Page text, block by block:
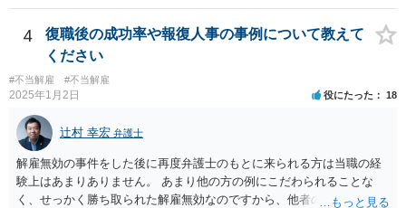
懸念するのであれば、ご相談者さんが経営者に対してその旨を伝え、
考えを改められるよう進言なさってはいかがでしょうか。
勝ち負けは、法律構成に必要な事実の主張と証拠の的確さに尽きま
す。その意味では「無益的記載事項」です。 法律的に全く意味がな
い主張で、過度に攻撃的な文章ですから、少なくとも記載する必要は
全くない事項です。 こういったことが記載された場合には、完全ス
ルーする方が印象はよいのが普通です。
4
復職後の成功率や報復人事の事例について教えて
ください
#不当解雇 #不当解雇
2025年1月2日 役にたった 18
辻村 幸宏 弁護士
解雇無効の事件をした後に再度弁護士のもとに来られる方は当職の経
験上はあまりありません。 あまり他の方の例にこだわられることな
く、せっかく勝ち取られた解雇無効なのですから、他者の目を気にせ